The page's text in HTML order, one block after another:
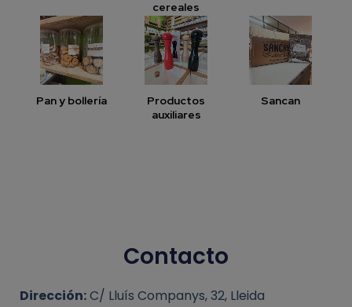
cereales
Pan y bollería
Productos
auxiliares
Sancan
Contacto
Dirección:C/ Lluís Companys, 32, Lleida